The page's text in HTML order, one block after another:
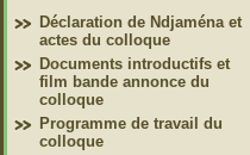
Déclaration de Ndjaména et
actes du colloque
Documents introductifs et
film bande annonce du
colloque
Programme de travail du
colloque